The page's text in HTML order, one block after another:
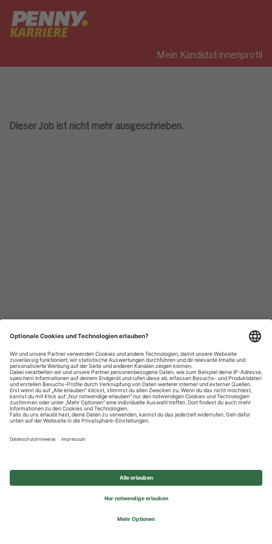
Mein Kandidat:innenprofil
Dieser Job ist nicht mehr ausgeschrieben.
Datenschutzhinweise
Impressum
Privatsphäre-Einstellungen
© 2026 REWE Group - All rights reserved